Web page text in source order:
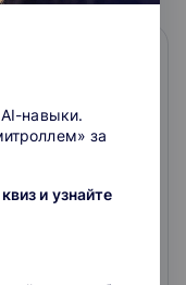
ЕГЭ-2024.
навыки.
за
и узнайте